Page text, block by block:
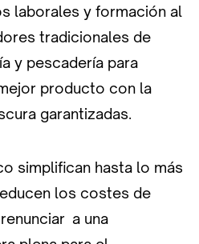
laborales y formación al
tradicionales de
y pescadería para
producto con la
garantizadas.
simplifican hasta lo más
los costes de
a una